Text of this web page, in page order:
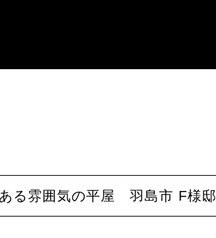
る雰囲気の平屋 羽島市 F様邸